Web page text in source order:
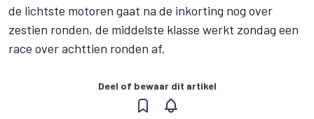
de lichtste motoren gaat na de inkorting nog over
zestien ronden, de middelste klasse werkt zondag een
race over achttien ronden af.
Deel of bewaar dit artikel